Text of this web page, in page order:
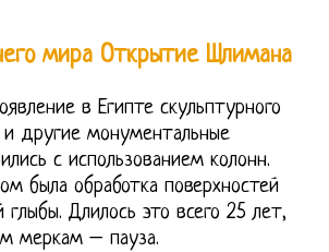
мира Открытие Шлимана
в Египте скульптурного
другие монументальные
с использованием колонн.
была обработка поверхностей
Длилось это всего 25 лет,
меркам – пауза.